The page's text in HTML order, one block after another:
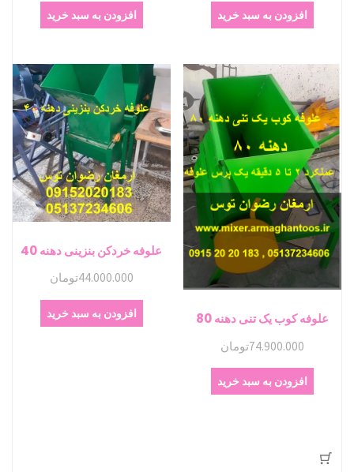
افزودن به سبد خرید افزودن به سبد خرید
علوفه کوب یک تنی دهنه 80
74.900.000تومان
افزودن به سبد خرید
علوفه خردکن بنزینی دهنه 40
44.000.000تومان
افزودن به سبد خرید